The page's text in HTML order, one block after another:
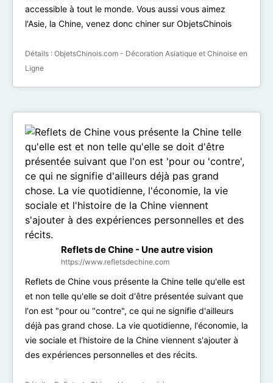
accessible à tout le monde. Vous aussi vous aimez
l'Asie, la Chine, venez donc chiner sur ObjetsChinois
Détails : ObjetsChinois.com - Décoration Asiatique et Chinoise en
Ligne
Reflets de Chine - Une autre vision
https://www.refletsdechine.com
Reflets de Chine vous présente la Chine telle qu'elle est
et non telle qu'elle se doit d'être présentée suivant que
l'on est "pour ou "contre", ce qui ne signifie d'ailleurs
déjà pas grand chose. La vie quotidienne, l'économie, la
vie sociale et l'histoire de la Chine viennent s'ajouter à
des expériences personnelles et des récits.